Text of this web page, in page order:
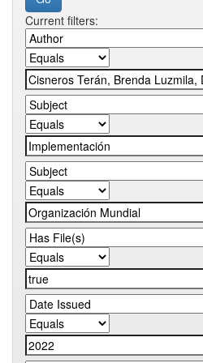
Current filters: